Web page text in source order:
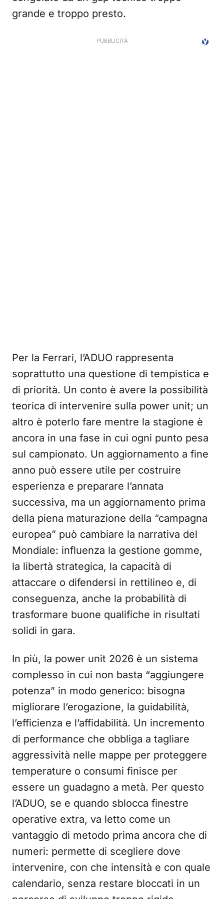
grande e troppo presto.
Per la Ferrari, l’ADUO rappresenta
soprattutto una questione di tempistica e
di priorità. Un conto è avere la possibilità
teorica di intervenire sulla power unit; un
altro è poterlo fare mentre la stagione è
ancora in una fase in cui ogni punto pesa
sul campionato. Un aggiornamento a fine
anno può essere utile per costruire
esperienza e preparare l’annata
successiva, ma un aggiornamento prima
della piena maturazione della “campagna
europea” può cambiare la narrativa del
Mondiale: influenza la gestione gomme,
la libertà strategica, la capacità di
attaccare o difendersi in rettilineo e, di
conseguenza, anche la probabilità di
trasformare buone qualifiche in risultati
solidi in gara.
In più, la power unit 2026 è un sistema
complesso in cui non basta “aggiungere
potenza” in modo generico: bisogna
migliorare l’erogazione, la guidabilità,
l’efficienza e l’affidabilità. Un incremento
di performance che obbliga a tagliare
aggressività nelle mappe per proteggere
temperature o consumi finisce per
essere un guadagno a metà. Per questo
l’ADUO, se e quando sblocca finestre
operative extra, va letto come un
vantaggio di metodo prima ancora che di
numeri: permette di scegliere dove
intervenire, con che intensità e con quale
calendario, senza restare bloccati in un